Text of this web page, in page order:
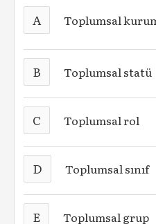
A Toplumsal
B Toplumsal statü
C Toplumsal rol
D Toplumsal sınıf
E Toplumsal grup